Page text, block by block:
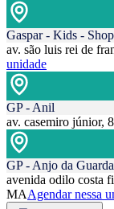
Gaspar - Kids -
av. são luis rei de
unidade
GP - Anil
av. casemiro júnior,
GP - Anjo da Guarda
avenida odilo costa
MAAgendar nessa